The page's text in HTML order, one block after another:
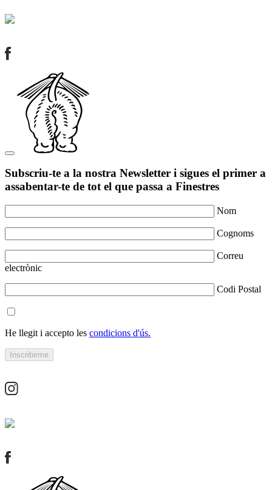
Subscriu-te a la nostra Newsletter i sigues el primer a
assabentar-te de tot el que passa a Finestres
Nom
Cognoms
Correu
electrònic
Codi Postal
He llegit i accepto les condicions d'ús.